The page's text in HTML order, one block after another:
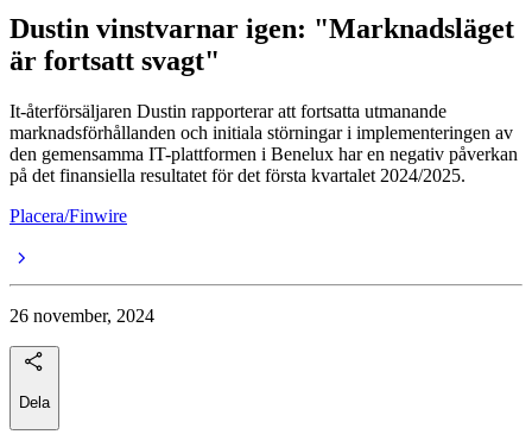
Dustin vinstvarnar igen: "Marknadsläget
är fortsatt svagt"
It-återförsäljaren Dustin rapporterar att fortsatta utmanande
marknadsförhållanden och initiala störningar i implementeringen av
den gemensamma IT-plattformen i Benelux har en negativ påverkan
på det finansiella resultatet för det första kvartalet 2024/2025.
Placera/Finwire
26 november, 2024
Dela